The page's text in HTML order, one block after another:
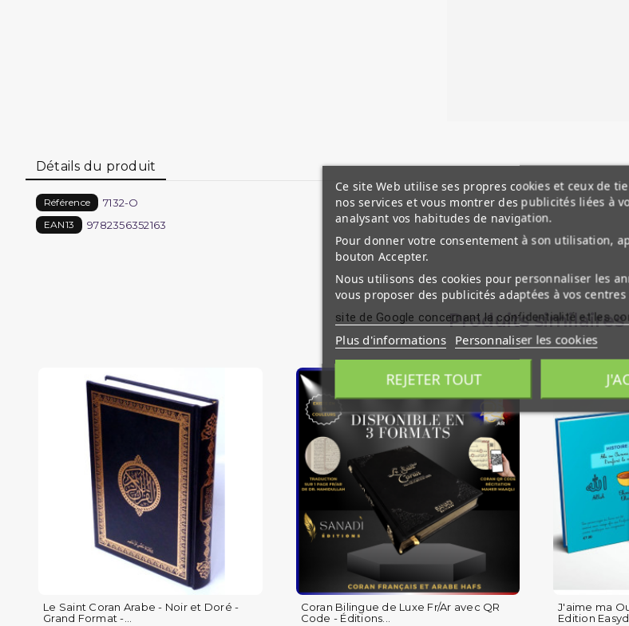
Détails du produit
Référence 7132-O
EAN13 9782356352163
Produits similaires
Le Saint Coran Arabe - Noir et Doré -
Grand Format -...
Coran Bilingue de Luxe Fr/Ar avec QR
Code - Éditions...
J'aime ma
Edition
Ce site Web utilise ses propres cookies et ceux de
nos services et vous montrer des publicités liées à
analysant vos habitudes de navigation.
Pour donner votre consentement à son utilisation,
bouton Accepter.
Nous utilisons des cookies pour personnaliser les
vous proposer des publicités adaptées à vos
site de Google concernant la confidentialité et les
Plus d'informations Personnaliser les cookies
REJETER TOUT